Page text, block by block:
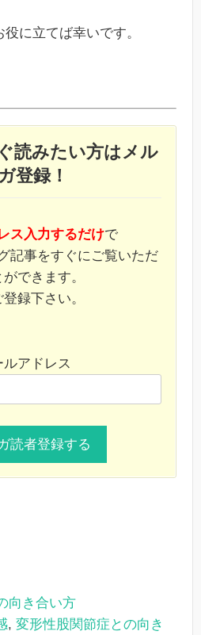
に立てば幸いです。
読みたい方はメル
登録！
ス入力するだけで
記事をすぐにご覧いただ
ができます。
録下さい。
ルアドレス
向き合い方
, 変形性股関節症との向き